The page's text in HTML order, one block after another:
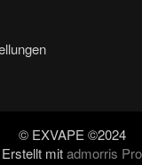
© EXVAPE ©2024
Erstellt mitadmorris Pro